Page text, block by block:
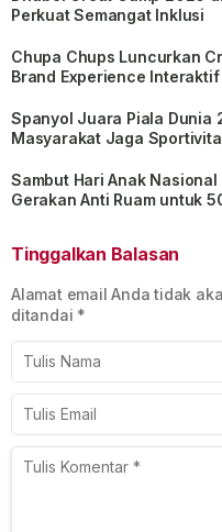
Perkuat Semangat Inklusi
Chupa Chups Luncurkan
Brand Experience
Spanyol Juara Piala Dunia
Masyarakat Jaga
Sambut Hari Anak
Gerakan Anti Ruam untuk
Tinggalkan Balasan
Alamat email Anda tidak
ditandai *